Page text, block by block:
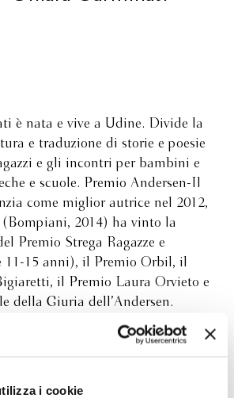
i cookie
è nata e vive a Udine. Divide la
e traduzione di storie e poesie
e gli incontri per bambini e
e scuole. Premio Andersen-Il
come miglior autrice nel 2012,
(Bompiani, 2014) ha vinto la
Premio Strega Ragazze e
11-15 anni), il Premio Orbil, il
il Premio Laura Orvieto e
della Giuria dell’Andersen.
dei White Ravens, Fuori
in francese da Bernard Friot.